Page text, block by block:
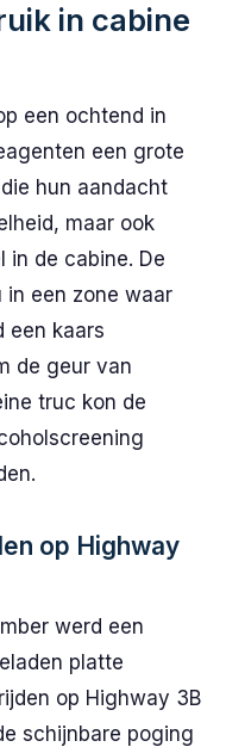
in cabine
een ochtend in
een grote
hun aandacht
maar ook
in de cabine. De
een zone waar
een kaars
de geur van
truc kon de
op Highway
werd een
platte
op Highway 3B
schijnbare poging